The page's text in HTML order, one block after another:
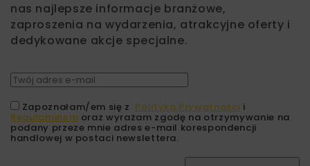
nas najlepsze informacje branżowe,
zaproszenia na wydarzenia, atrakcyjne oferty i
dedykowane akcje specjalne.
Zapoznałam/em się z Polityką Prywatności i
Regulaminem oraz wyrażam zgodę na otrzymywanie na
podany przeze mnie adres e-mail korespondencji
handlowej w postaci newslettera.